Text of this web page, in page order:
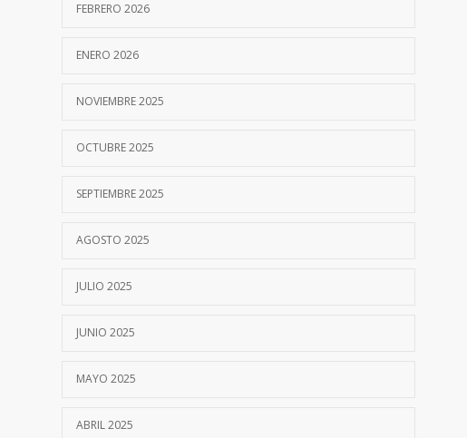
FEBRERO 2026
ENERO 2026
NOVIEMBRE 2025
OCTUBRE 2025
SEPTIEMBRE 2025
AGOSTO 2025
JULIO 2025
JUNIO 2025
MAYO 2025
ABRIL 2025